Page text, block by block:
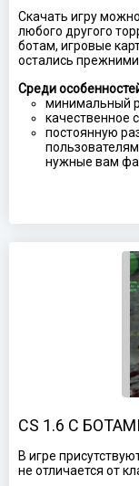
Скачать игру
любого другого
ботам, игровые
остались прежними.
Среди
минимальный
качественное
постоянную
нужные вам
CS 1.6 С
В игре
не отличается от